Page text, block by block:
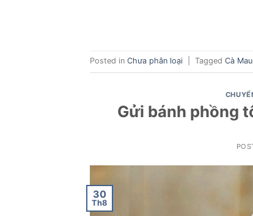
Posted in Chưa phân loại Tagged Cà
Gửi bánh phồng
30
Th8